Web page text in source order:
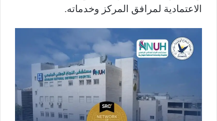
الاعتمادية لمرافق المركز وخدماته.